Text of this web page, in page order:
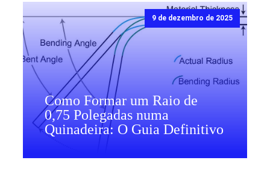
9 de dezembro de 2025
Como Formar um Raio de
0,75 Polegadas numa
Quinadeira: O Guia Definitivo